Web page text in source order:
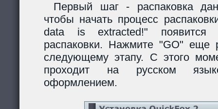
Первый шаг - распаковка
чтобы начать процесс
data is extracted!" появится
распаковки. Нажмите "GO" еще
следующему этапу. С этого
проходит на русском
оформлением.